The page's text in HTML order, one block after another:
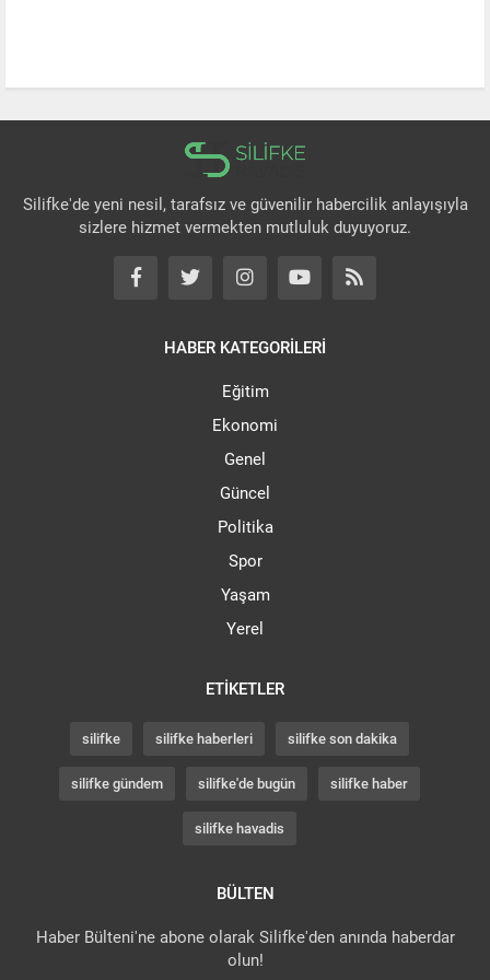
Silifke'de yeni nesil, tarafsız ve güvenilir habercilik anlayışıyla
sizlere hizmet vermekten mutluluk duyuyoruz.
HABER KATEGORİLERİ
Eğitim
Ekonomi
Genel
Güncel
Politika
Spor
Yaşam
Yerel
ETIKETLER
silifke silifke haberleri silifke son dakika
silifke gündem silifke'de bugün silifke haber
silifke havadis
BÜLTEN
Haber Bülteni'ne abone olarak Silifke'den anında haberdar
olun!